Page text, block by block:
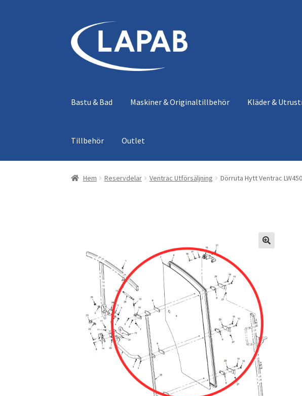
Hoppa
till
navigering
Hoppa
till
innehåll
Bastu & Bad Maskiner & Originaltillbehör Kläder &
Tillbehör Outlet
Hem Reservdelar Ventrac Utförsäljning Dörruta Hytt Ventrac LW450